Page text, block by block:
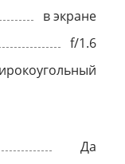
в экране
f/1.6
Да